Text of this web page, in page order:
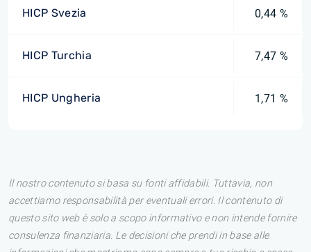
HICP Svezia 0,44 %
HICP Turchia 7,47 %
HICP Ungheria 1,71 %
Il nostro contenuto si basa su fonti affidabili. Tuttavia, non
accettiamo responsabilità per eventuali errori. Il contenuto di
questo sito web è solo a scopo informativo e non intende fornire
consulenza finanziaria. Le decisioni che prendi in base alle